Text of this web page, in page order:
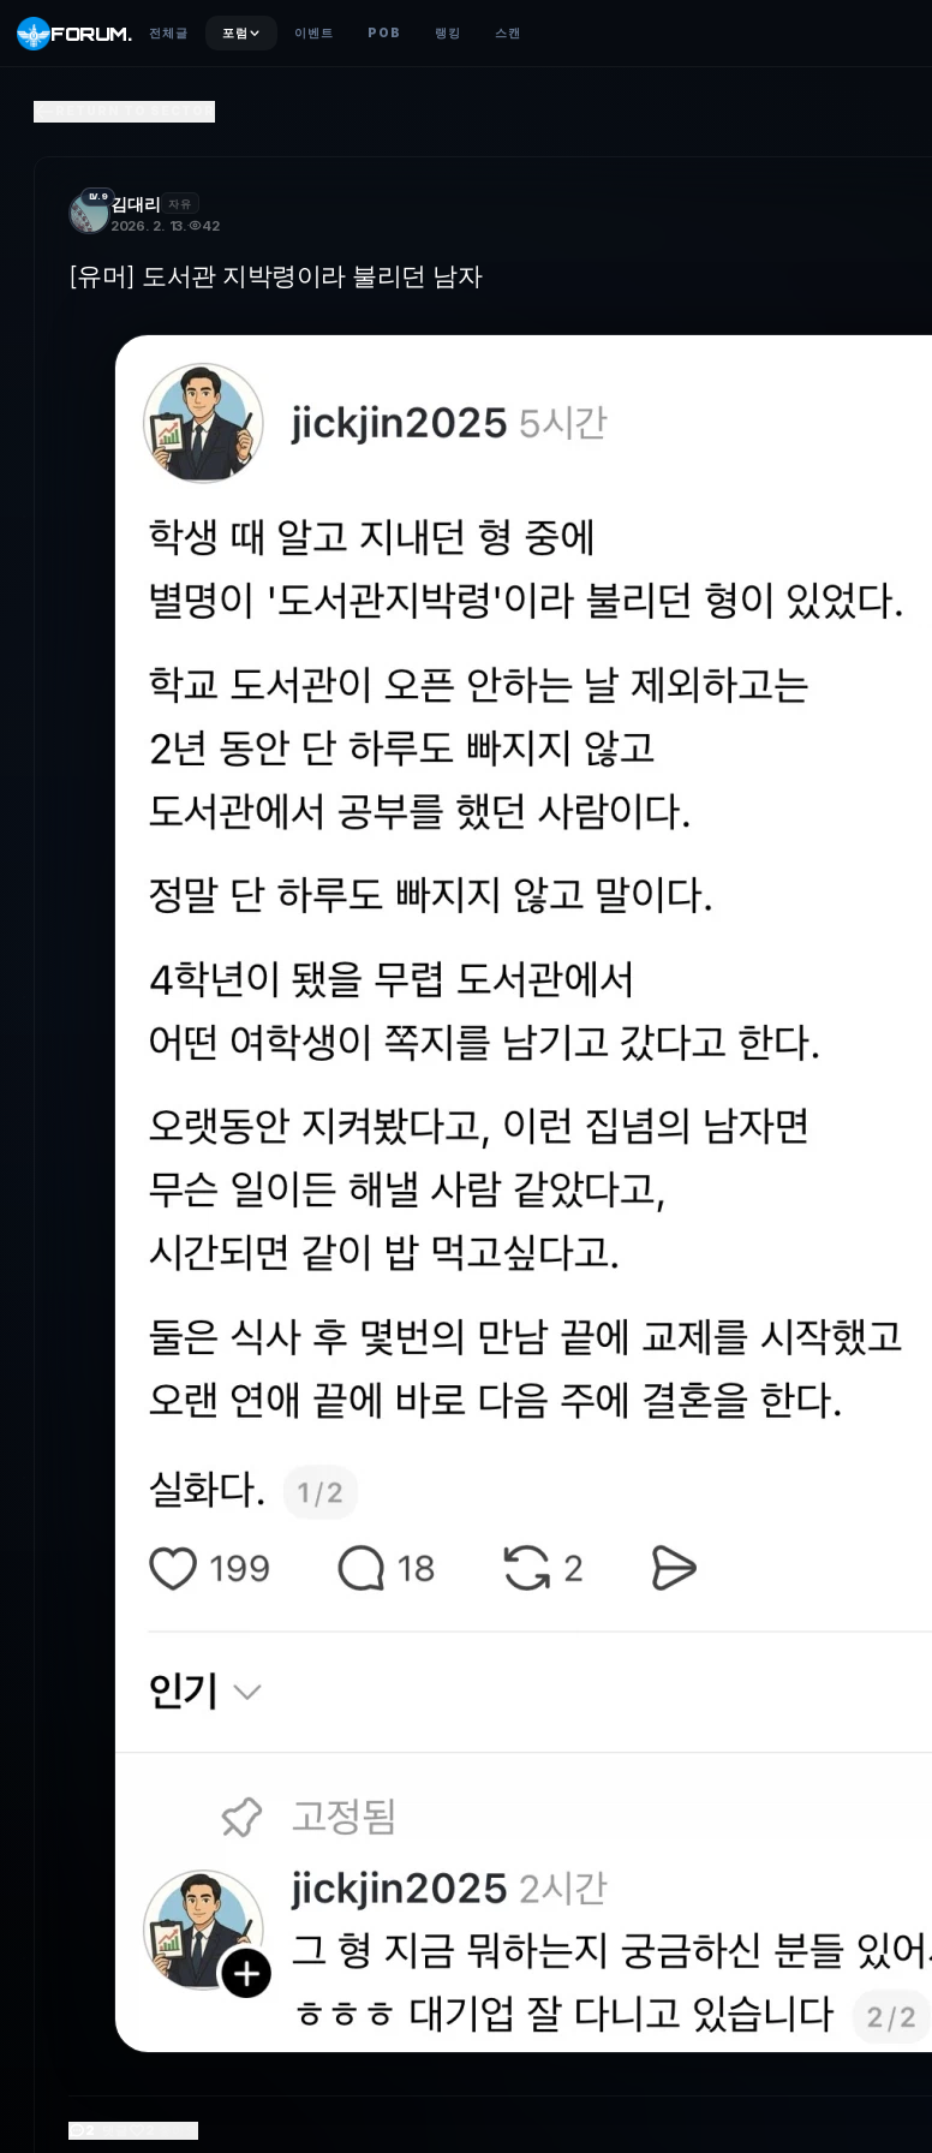
FORUM. 전체글 포럼 이벤트 POB 랭킹 스캔
LV.9 김대리 자유
2026. 2. 13. 42
[유머] 도서관 지박령이라 불리던 남자